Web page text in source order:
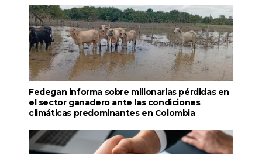
Fedegan informa sobre millonarias pérdidas en
el sector ganadero ante las condiciones
climáticas predominantes en Colombia